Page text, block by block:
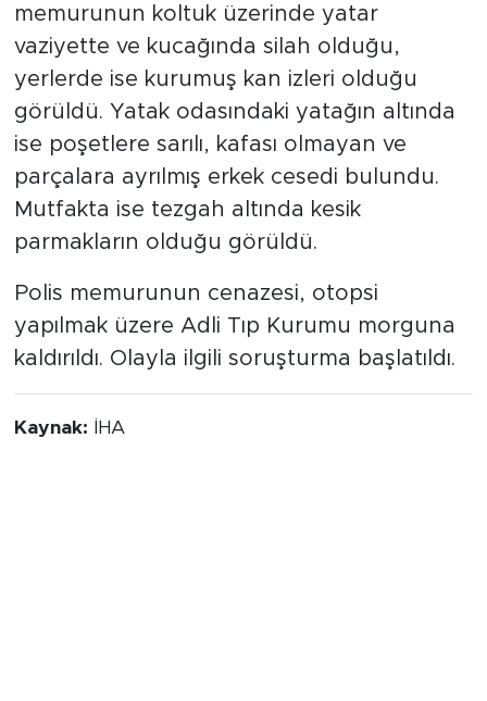
memurunun koltuk üzerinde yatar
vaziyette ve kucağında silah olduğu,
yerlerde ise kurumuş kan izleri olduğu
görüldü. Yatak odasındaki yatağın altında
ise poşetlere sarılı, kafası olmayan ve
parçalara ayrılmış erkek cesedi bulundu.
Mutfakta ise tezgah altında kesik
parmakların olduğu görüldü.
Polis memurunun cenazesi, otopsi
yapılmak üzere Adli Tıp Kurumu morguna
kaldırıldı. Olayla ilgili soruşturma başlatıldı.
Kaynak: İHA